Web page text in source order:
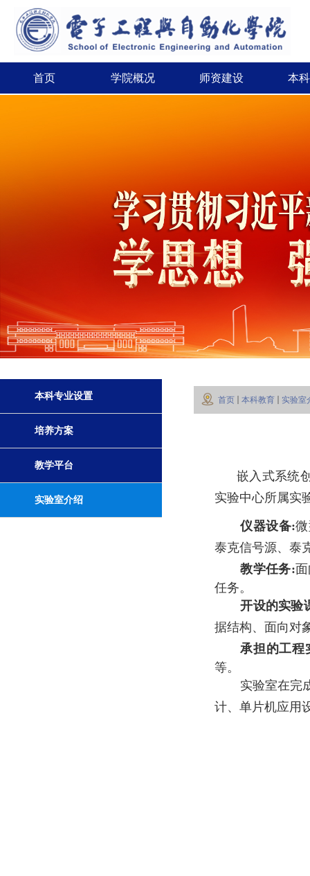
首页 学院概况 师资建设 本
本科专业设置
培养方案
教学平台
实验室介绍
首页 本科教育 实验室
嵌入式系统
实验中心所属实
仪器设备:
泰克信号源、泰
教学任务:
任务。
开设的实验
据结构、面向对
承担的工程
等。
实验室在完
计、单片机应用